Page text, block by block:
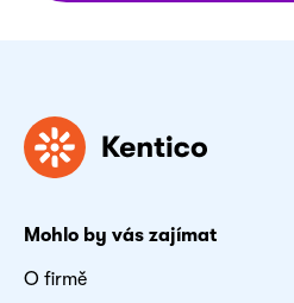
Mohlo by vás zajímat
O firmě